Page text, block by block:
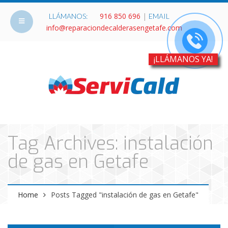
LLÁMANOS: 916 850 696 | EMAIL
info@reparaciondecalderasengetafe.com
Tag Archives: instalación
de gas en Getafe
Home Posts Tagged "instalación de gas en Getafe"
¡LLÁMANOS YA!